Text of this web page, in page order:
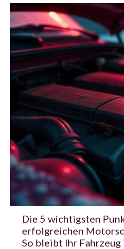
Die 5 wichtigsten
erfolgreichen
So bleibt Ihr